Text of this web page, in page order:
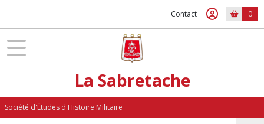
Contact 0
La Sabretache
Société d'Études d'Histoire Militaire